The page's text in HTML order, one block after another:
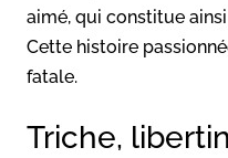
aimé, qui constitue
Cette histoire
fatale.
Triche,